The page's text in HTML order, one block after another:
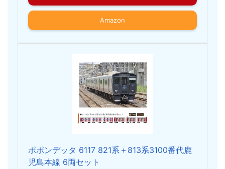
Amazon
ポポンデッタ 6117 821系＋813系3100番代鹿
児島本線 6両セット